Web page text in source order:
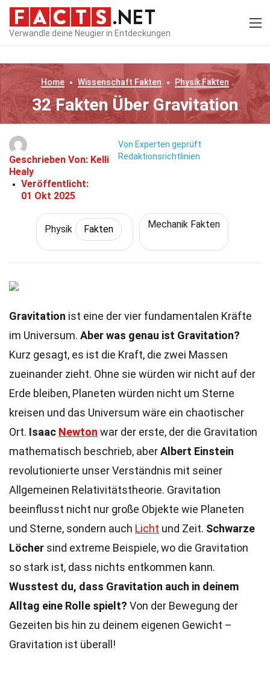
Verwandle deine Neugier in Entdeckungen
Home Wissenschaft Fakten PhysikFakten
32 Fakten Über Gravitation
Geschrieben Von: Kelli
Healy
Veröffentlicht:
01 Okt 2025
Von Experten geprüft
Redaktionsrichtlinien
Physik Fakten Mechanik Fakten
Gravitation ist eine der vier fundamentalen Kräfte
im Universum. Aber was genau ist Gravitation?
Kurz gesagt, es ist die Kraft, die zwei Massen
zueinander zieht. Ohne sie würden wir nicht auf der
Erde bleiben, Planeten würden nicht um Sterne
kreisen und das Universum wäre ein chaotischer
Ort. Isaac Newton war der erste, der die Gravitation
mathematisch beschrieb, aberAlbert Einstein
revolutionierte unser Verständnis mit seiner
Allgemeinen Relativitätstheorie. Gravitation
beeinflusst nicht nur große Objekte wie Planeten
und Sterne, sondern auch Licht und Zeit. Schwarze
Löcher sind extreme Beispiele, wo die Gravitation
so stark ist, dass nichts entkommen kann.
Wusstest du, dass Gravitation auch in deinem
Alltag eine Rolle spielt? Von der Bewegung der
Gezeiten bis hin zu deinem eigenen Gewicht –
Gravitation ist überall!